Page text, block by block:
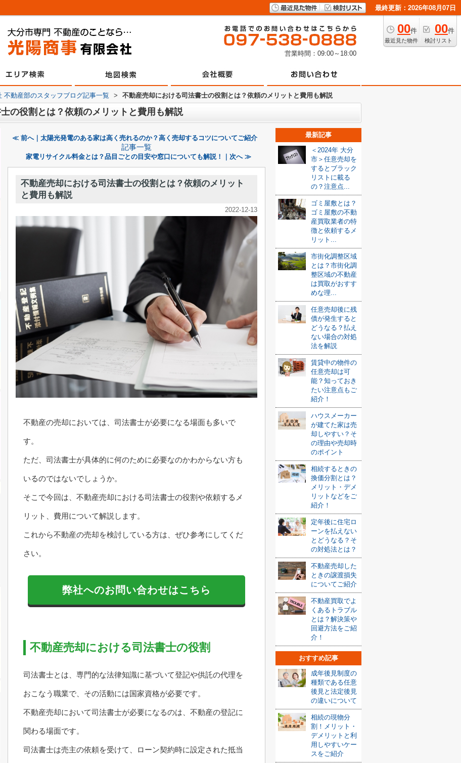
最終更新：2026年08月07日
00件
最近見た物件
00件
検討リスト
営業時間：09:00～18:00
不動産部のスタッフブログ記事一覧 > 不動産売却における司法書士の役割とは？依頼のメリットと費用も解説
の役割とは？依頼のメリットと費用も解説
≪ 前へ｜太陽光発電のある家は高く売れるのか？高く売却するコツについてご紹介
記事一覧
家電リサイクル料金とは？品目ごとの目安や窓口についても解説！｜次へ ≫
不動産売却における司法書士の役割とは？依頼のメリット
と費用も解説
2022-12-13
不動産の売却においては、司法書士が必要になる場面も多いで
す。
ただ、司法書士が具体的に何のために必要なのかわからない方も
いるのではないでしょうか。
そこで今回は、不動産売却における司法書士の役割や依頼するメ
リット、費用について解説します。
これから不動産の売却を検討している方は、ぜひ参考にしてくだ
さい。
弊社へのお問い合わせはこちら
不動産売却における司法書士の役割
司法書士とは、専門的な法律知識に基づいて登記や供託の代理を
おこなう職業で、その活動には国家資格が必要です。
不動産売却において司法書士が必要になるのは、不動産の登記に
関わる場面です。
司法書士は売主の依頼を受けて、ローン契約時に設定された抵当
最新記事
＜2024年 大分
市＞任意売却を
するとブラック
リストに載る
の？注意点...
ゴミ屋敷とは？
ゴミ屋敷の不動
産買取業者の特
徴と依頼するメ
リット...
市街化調整区域
とは？市街化調
整区域の不動産
は買取がおすす
めな理...
任意売却後に残
債が発生すると
どうなる？払え
ない場合の対処
法を解説
賃貸中の物件の
任意売却は可
能？知っておき
たい注意点もご
紹介！
ハウスメーカー
が建てた家は売
却しやすい？そ
の理由や売却時
のポイント
相続するときの
換価分割とは？
メリット・デメ
リットなどをご
紹介！
定年後に住宅ロ
ーンを払えない
とどうなる？そ
の対処法とは？
不動産売却した
ときの譲渡損失
についてご紹介
不動産買取でよ
くあるトラブル
とは？解決策や
回避方法をご紹
介！
おすすめ記事
成年後見制度の
種類である任意
後見と法定後見
の違いについて
相続の現物分
割！メリット・
デメリットと利
用しやすいケー
スをご紹介